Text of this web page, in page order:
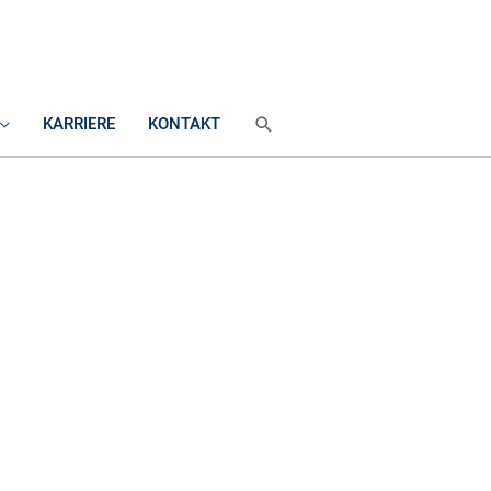
KARRIERE KONTAKT SUCHEN